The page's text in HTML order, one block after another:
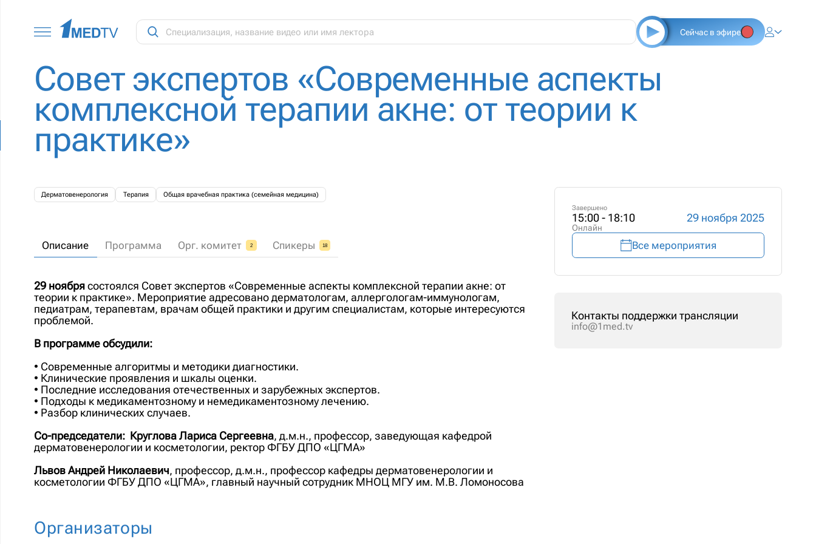
Сейчас в эфире
Совет экспертов «Современные аспекты
комплексной терапии акне: от теории к
практике»
Дерматовенерология Терапия Общая врачебная практика (семейная медицина)
Описание Программа Орг. комитет 2 Спикеры 18
29 ноябрясостоялся Совет экспертов «Современные аспекты комплексной терапии акне: от
теории к практике». Мероприятие адресовано дерматологам, аллергологам-иммунологам,
педиатрам, терапевтам, врачам общей практики и другим специалистам, которые интересуются
проблемой.
В программе обсудили:
• Современные алгоритмы и методики диагностики.
• Клинические проявления и шкалы оценки.
• Последние исследования отечественных и зарубежных экспертов.
• Подходы к медикаментозному и немедикаментозному лечению.
• Разбор клинических случаев.
Со-председатели: Круглова Лариса Сергеевна, д.м.н., профессор, заведующая кафедрой
дерматовенерологии и косметологии, ректор ФГБУ ДПО «ЦГМА»
Львов Андрей Николаевич, профессор, д.м.н., профессор кафедры дерматовенерологии и
косметологии ФГБУ ДПО «ЦГМА», главный научный сотрудник МНОЦ МГУ им. М.В. Ломоносова
Организаторы
Завершено
15:00 - 18:10 29 ноября 2025
Онлайн
Все мероприятия
Контакты поддержки трансляции
info@1med.tv